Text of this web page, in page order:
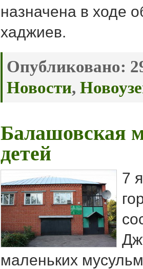
назначена в ходе
хаджиев.
Опубликовано:
Новости,
Балашовская
детей
7
маленьких